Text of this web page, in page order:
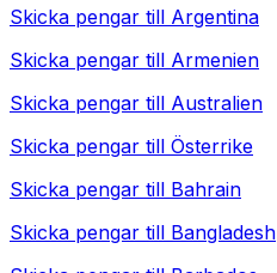
Skicka pengar till Argentina
Skicka pengar till Armenien
Skicka pengar till Australien
Skicka pengar till Österrike
Skicka pengar till Bahrain
Skicka pengar till Bangladesh